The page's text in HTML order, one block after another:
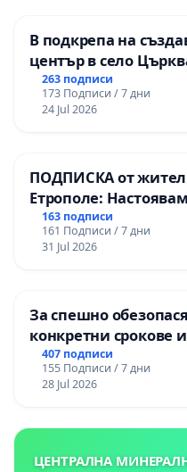
В подкрепа на
център в село
263 подписи
173 Подписи / 7 дни
24 Jul 2026
ПОДПИСКА от
Етрополе:
“Елаците-МЕД” АД и
изпълнят всички
163 подписи
161 Подписи / 7 дни
31 Jul 2026
За спешно
конкретни срокове
цялостна
републиканския
„Тракия“ - гр.
407 подписи
155 Подписи / 7 дни
28 Jul 2026
ЦЕНТРАЛНА